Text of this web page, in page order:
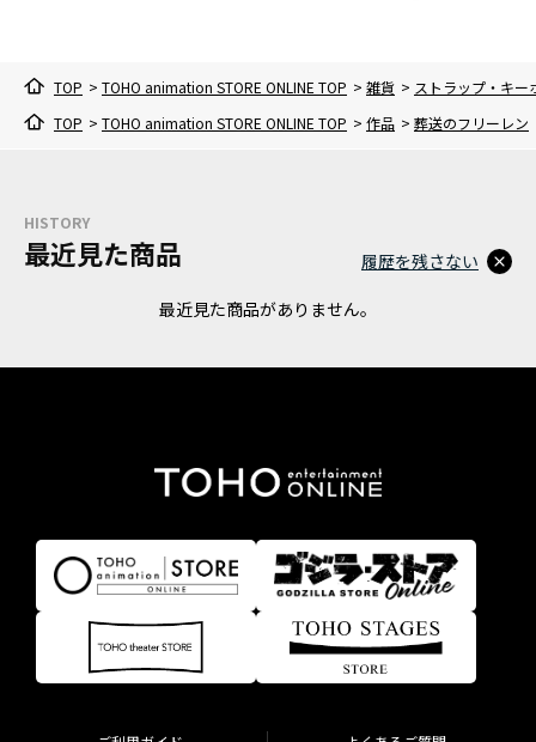
TOP > TOHO animation STORE ONLINE TOP > 雑貨 > ストラップ・キー
TOP > TOHO animation STORE ONLINE TOP > 作品 > 葬送のフリーレン
HISTORY
最近見た商品
最近見た商品がありません。
履歴を残さない